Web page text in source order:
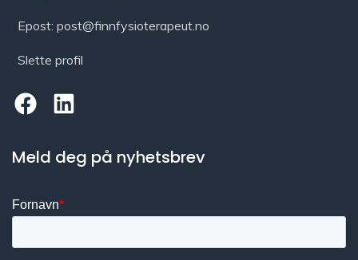
Epost: post@finnfysioterapeut.no
Slette profil
Meld deg på nyhetsbrev